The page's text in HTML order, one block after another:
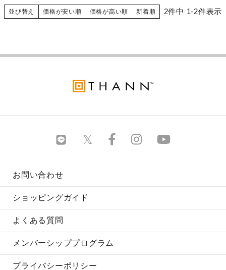
並び替え 価格が安い順 価格が高い順 新着順 2件中 1-2件表示
お問い合わせ
ショッピングガイド
よくある質問
メンバーシッププログラム
プライバシーポリシー